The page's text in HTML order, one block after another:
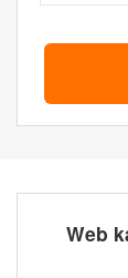
Web